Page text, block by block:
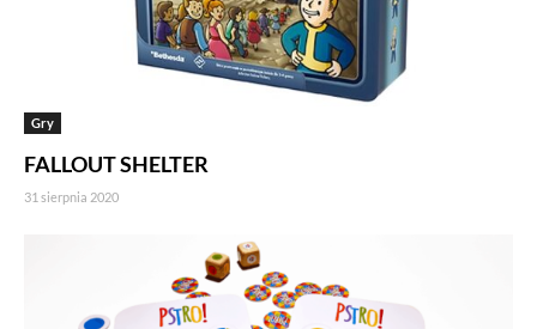
Gry
FALLOUT SHELTER
31 sierpnia 2020